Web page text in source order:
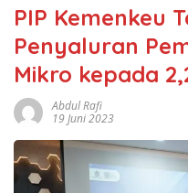
PIP Kemenkeu
Penyaluran
Mikro kepada
Abdul Rafi
19 Juni 2023